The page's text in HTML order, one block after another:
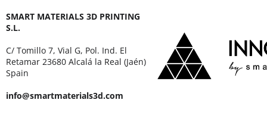
SMART MATERIALS 3D PRINTING
S.L.
C/ Tomillo 7, Vial G, Pol. Ind. El
Retamar 23680 Alcalá la Real (Jaén)
Spain
info@smartmaterials3d.com